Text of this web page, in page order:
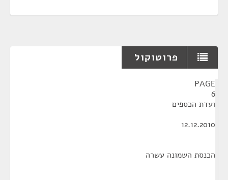
פרוטוקול
PAGE
6
ועדת הכספים
12.12.2010
הכנסת השמונה עשרה